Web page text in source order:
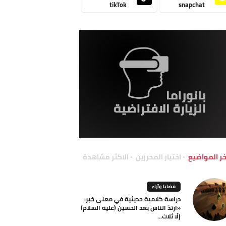
snapchat
tikTok
المواضيع اختيار المحررين الاكثر مشاهدة
قضايا وآراء
دراسة كلامية حديثية في معنى خبر:
«ارتدّ الناس بعد الحسين (عليه السلام)
إلّا ثلاث...